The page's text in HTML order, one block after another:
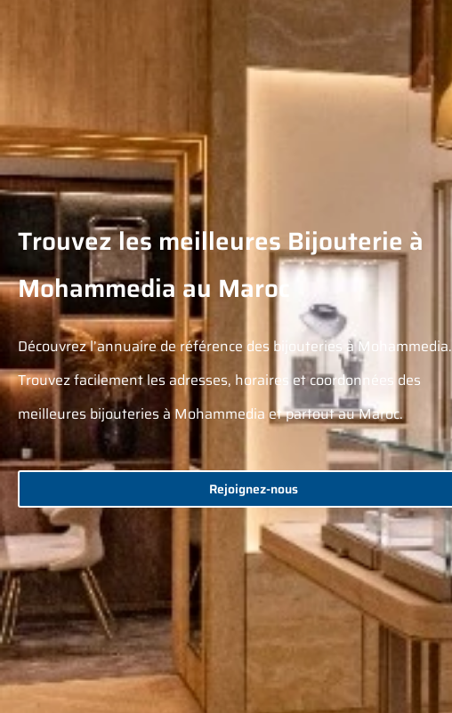
Trouvez les meilleures Bijouterie à
Mohammedia au Maroc
Découvrez l’annuaire de référence des bijouteries à Mohammedia.
Trouvez facilement les adresses, horaires et coordonnées des
meilleures bijouteries à Mohammedia et partout au Maroc.
Rejoignez-nous